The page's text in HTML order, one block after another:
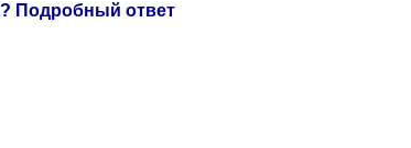
Подробный ответ